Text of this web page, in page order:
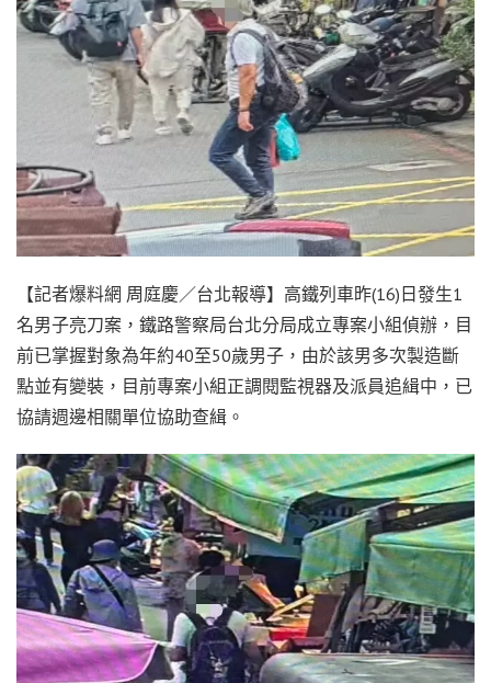
【記者爆料網 周庭慶／台北報導】高鐵列車昨(16)日發生1
名男子亮刀案，鐵路警察局台北分局成立專案小組偵辦，目
前已掌握對象為年約40至50歲男子，由於該男多次製造斷
點並有變裝，目前專案小組正調閱監視器及派員追緝中，已
協請週邊相關單位協助查緝。